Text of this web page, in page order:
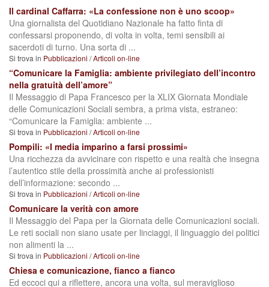
Il cardinal Caffarra: «La confessione non è uno scoop»
Una giornalista del Quotidiano Nazionale ha fatto finta di
confessarsi proponendo, di volta in volta, temi sensibili ai
sacerdoti di turno. Una sorta di ...
Si trova in Pubblicazioni /Articoli on-line
“Comunicare la Famiglia: ambiente privilegiato dell’incontro
nella gratuità dell’amore”
Il Messaggio di Papa Francesco per la XLIX Giornata Mondiale
delle Comunicazioni Sociali sembra, a prima vista, estraneo:
“Comunicare la Famiglia: ambiente ...
Si trova in Pubblicazioni /Articoli on-line
Pompili: «I media imparino a farsi prossimi»
Una ricchezza da avvicinare con rispetto e una realtà che insegna
l’autentico stile della prossimità anche ai professionisti
dell’informazione: secondo ...
Si trova in Pubblicazioni /Articoli on-line
Comunicare la verità con amore
Il Messaggio del Papa per la Giornata delle Comunicazioni sociali.
Le reti sociali non siano usate per linciaggi, il linguaggio dei politici
non alimenti la ...
Si trova in Pubblicazioni /Articoli on-line
Chiesa e comunicazione, fianco a fianco
Ed eccoci qui a riflettere, ancora una volta, sul meraviglioso